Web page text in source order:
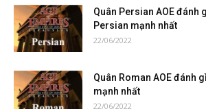
Quân Persian AOE đánh
Persian mạnh nhất
22/06/2022
Quân Roman AOE đánh
mạnh nhất
22/06/2022